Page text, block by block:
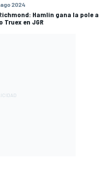
ago 2024
Richmond: Hamlin gana la pole a
Truex en JGR